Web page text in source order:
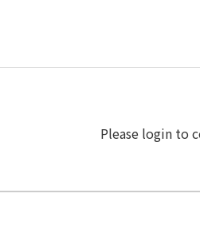
Please login to